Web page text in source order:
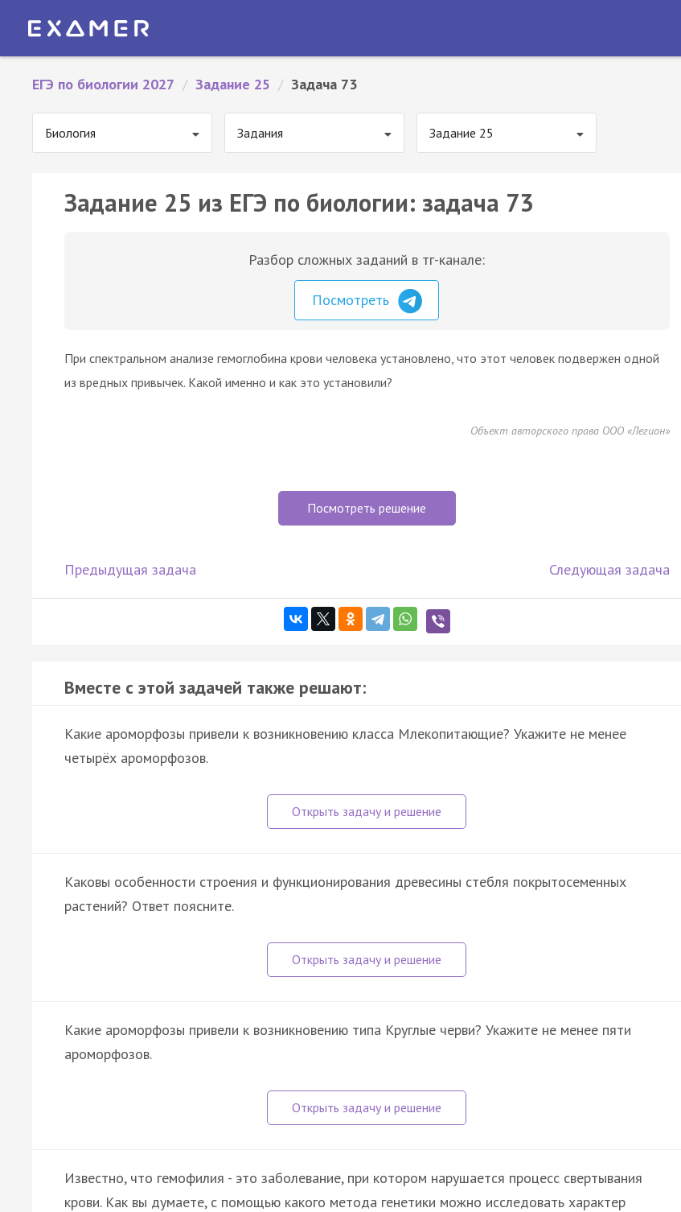
ЕГЭ по биологии 2027 / Задание 25 / Задача 73
Биология Задания Задание 25
Задание 25 из ЕГЭ по биологии: задача 73
Разбор сложных заданий в тг-канале:
Посмотреть
При спектральном анализе гемоглобина крови человека установлено, что этот человек подвержен одной
из вредных привычек. Какой именно и как это установили?
Объект авторского права ООО «Легион»
Посмотреть решение
Предыдущая задача Следующая задача
Вместе с этой задачей также решают:
Какие ароморфозы привели к возникновению класса Млекопитающие? Укажите не менее
четырёх ароморфозов.
Каковы особенности строения и функционирования древесины стебля покрытосеменных
растений? Ответ поясните.
Какие ароморфозы привели к возникновению типа Круглые черви? Укажите не менее пяти
ароморфозов.
Известно, что гемофилия - это заболевание, при котором нарушается процесс свертывания
крови. Как вы думаете, с помощью какого метода генетики можно исследовать характер